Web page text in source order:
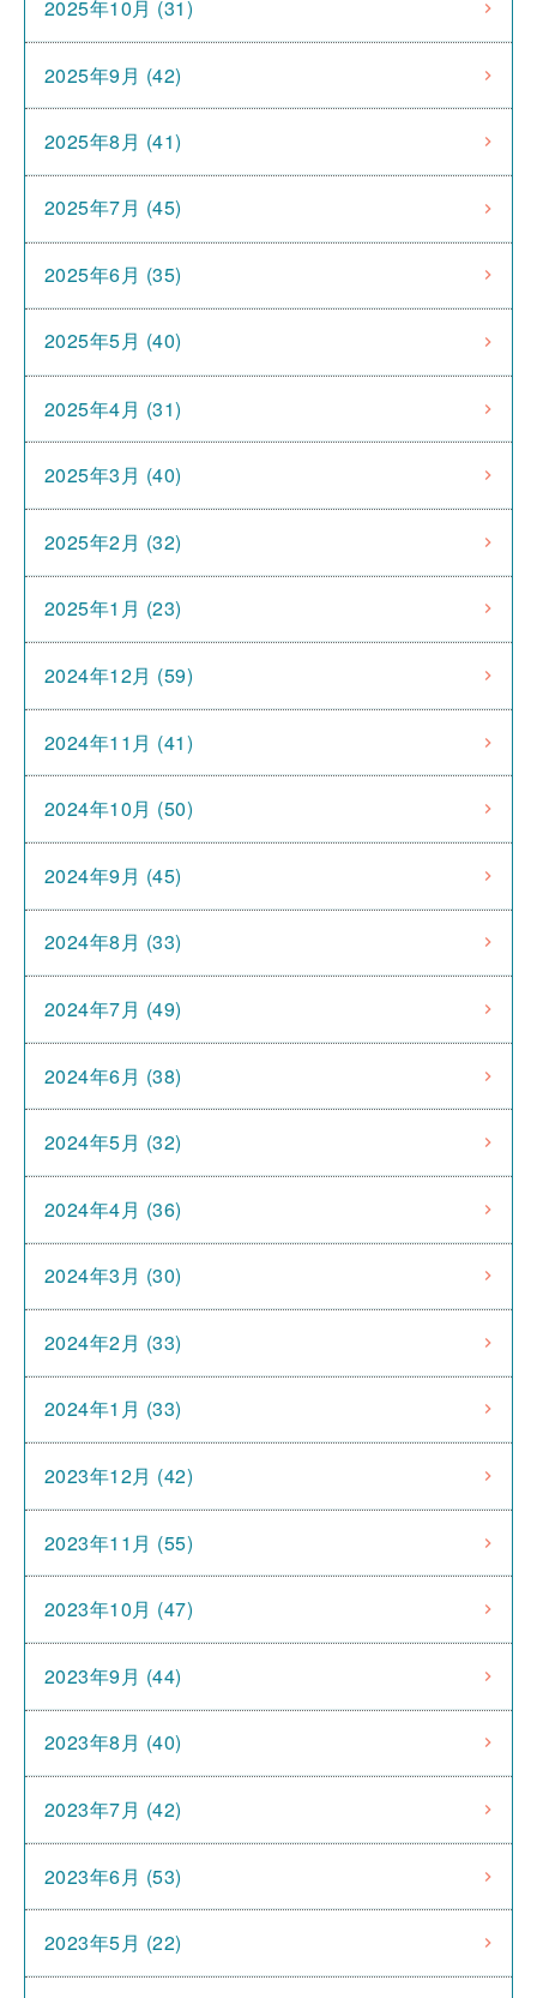
2025年10月 (31)
2025年9月 (42)
2025年8月 (41)
2025年7月 (45)
2025年6月 (35)
2025年5月 (40)
2025年4月 (31)
2025年3月 (40)
2025年2月 (32)
2025年1月 (23)
2024年12月 (59)
2024年11月 (41)
2024年10月 (50)
2024年9月 (45)
2024年8月 (33)
2024年7月 (49)
2024年6月 (38)
2024年5月 (32)
2024年4月 (36)
2024年3月 (30)
2024年2月 (33)
2024年1月 (33)
2023年12月 (42)
2023年11月 (55)
2023年10月 (47)
2023年9月 (44)
2023年8月 (40)
2023年7月 (42)
2023年6月 (53)
2023年5月 (22)